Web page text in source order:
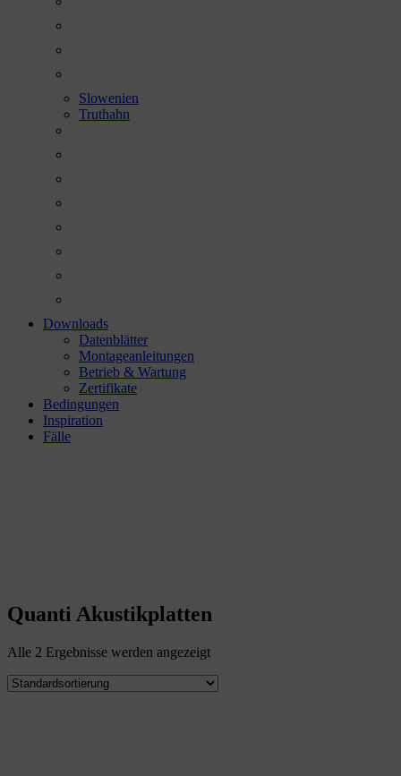
Slowenien
Truthahn
Downloads
Datenblätter
Montageanleitungen
Betrieb & Wartung
Zertifikate
Bedingungen
Inspiration
Fälle
Quanti Akustikplatten
Alle 2 Ergebnisse werden angezeigt